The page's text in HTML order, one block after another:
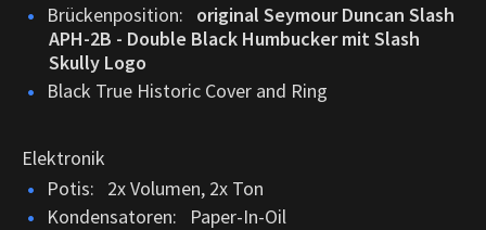
Brückenposition:
original Seymour Duncan Slash
APH-2B - Double Black Humbucker mit Slash
Skully Logo
Black True Historic Cover and Ring
Elektronik
Potis: 2x Volumen, 2x Ton
Kondensatoren: Paper-In-Oil